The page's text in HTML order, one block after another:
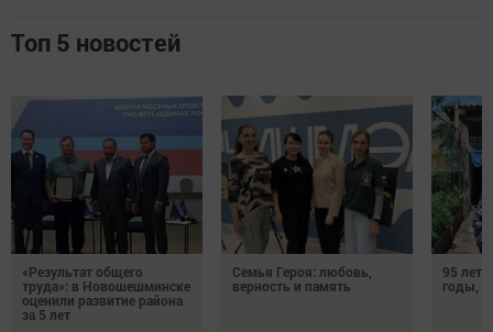
Топ 5 новостей
«Результат общего
труда»: в Новошешминске
оценили развитие района
за 5 лет
Семья Героя: любовь,
верность и память
95 лет
годы,